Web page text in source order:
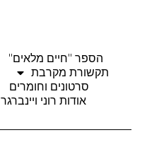
הספר "חיים מלאים"
תקשורת מקרבת
סרטונים וחומרים
אודות רוני ויינברגר